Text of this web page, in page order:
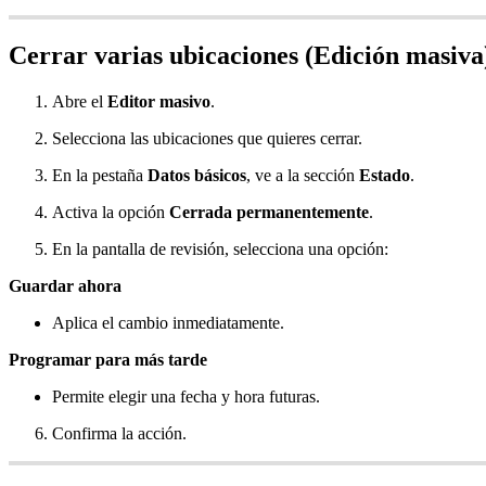
Cerrar varias ubicaciones (Edición
Abre el Editor masivo.
Selecciona las ubicaciones que quieres cerrar.
En la pestaña Datos básicos, ve a la sección Estado.
Activa la opción Cerrada permanentemente.
En la pantalla de revisión, selecciona una opción:
Guardar ahora
Aplica el cambio inmediatamente.
Programar para más tarde
Permite elegir una fecha y hora futuras.
Confirma la acción.